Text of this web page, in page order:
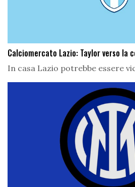
Calciomercato Lazio: Taylor verso la
In casa Lazio potrebbe essere